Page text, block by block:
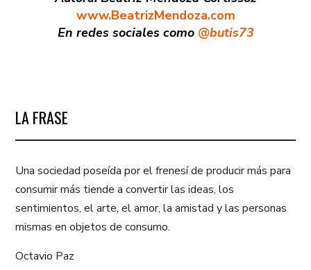
www.BeatrizMendoza.com
En redes sociales como @butis73
LA FRASE
Una sociedad poseída por el frenesí de producir más para
consumir más tiende a convertir las ideas, los
sentimientos, el arte, el amor, la amistad y las personas
mismas en objetos de consumo.
Octavio Paz